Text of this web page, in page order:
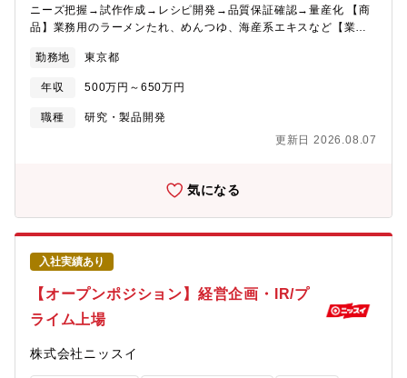
ニーズ把握→試作作成→レシピ開発→品質保証確認→量産化 【商
品】業務用のラーメンたれ、めんつゆ、海産系エキスなど【業務
し、お客様に提案いたします。提案時は営業メンバーと同行する
こともあります。 実際に商品化が決まれば、正式にレシピ開発、
品質保証確認、製造部門への接続までを行って頂きます。 ■商品
化までは、1～2ヶ月程度で月に30点アイテム化されています。
勤務地 東京都
年収 500万円～650万円
職種
研究・製品開発
更新日 2026.08.07
気になる
入社実績あり
【オープンポジション】経営企画・IR/プ
ライム上場
株式会社ニッスイ